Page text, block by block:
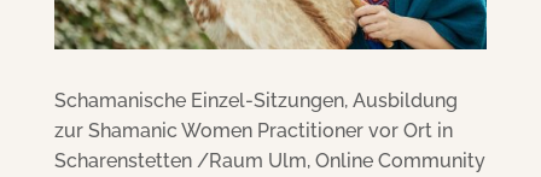
Schamanische Einzel-Sitzungen, Ausbildung
zur Shamanic Women Practitioner vor Ort in
Scharenstetten /Raum Ulm, Online Community